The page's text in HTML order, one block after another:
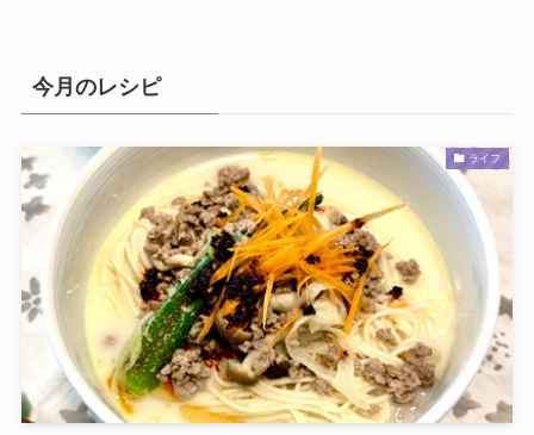
今月のレシピ
ライフ